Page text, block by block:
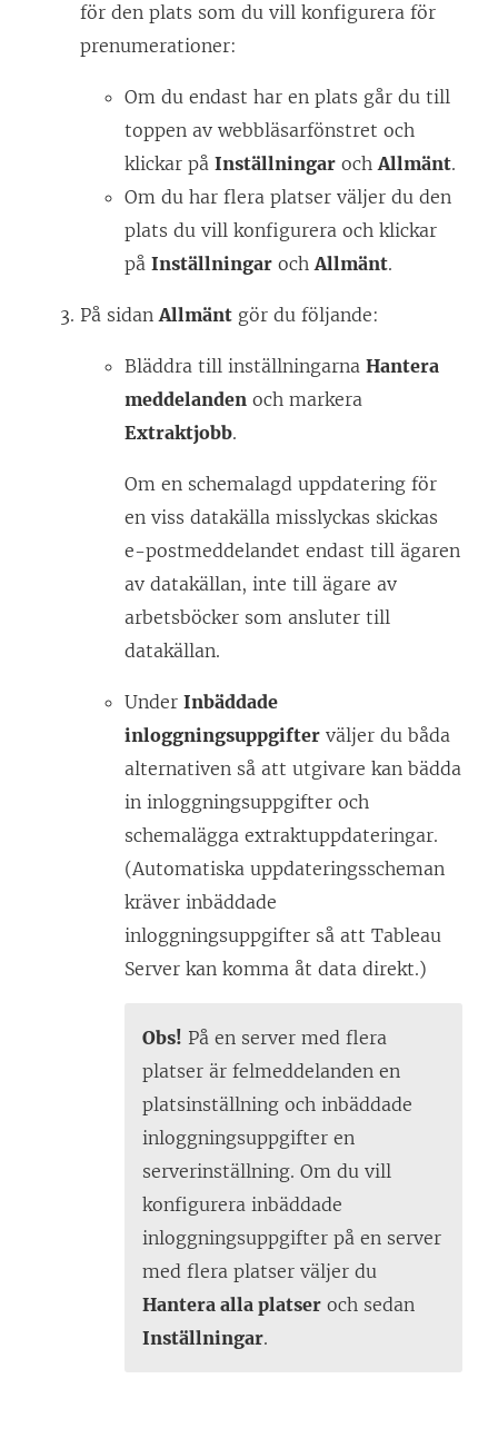
för den plats som du vill konfigurera för
prenumerationer:
Om du endast har en plats går du till
toppen av webbläsarfönstret och
klickar på Inställningar ochAllmänt.
Om du har flera platser väljer du den
plats du vill konfigurera och klickar
på Inställningar ochAllmänt.
På sidanAllmänt gör du följande:
Bläddra till inställningarna Hantera
meddelanden och markera
Extraktjobb.
Om en schemalagd uppdatering för
en viss datakälla misslyckas skickas
e-postmeddelandet endast till ägaren
av datakällan, inte till ägare av
arbetsböcker som ansluter till
datakällan.
Under Inbäddade
inloggningsuppgifter väljer du båda
alternativen så att utgivare kan bädda
in inloggningsuppgifter och
schemalägga extraktuppdateringar.
(Automatiska uppdateringsscheman
kräver inbäddade
inloggningsuppgifter så att Tableau
Server kan komma åt data direkt.)
Obs! På en server med flera
platser är felmeddelanden en
platsinställning och inbäddade
inloggningsuppgifter en
serverinställning. Om du vill
konfigurera inbäddade
inloggningsuppgifter på en server
med flera platser väljer du
Hantera alla platser och sedan
Inställningar.